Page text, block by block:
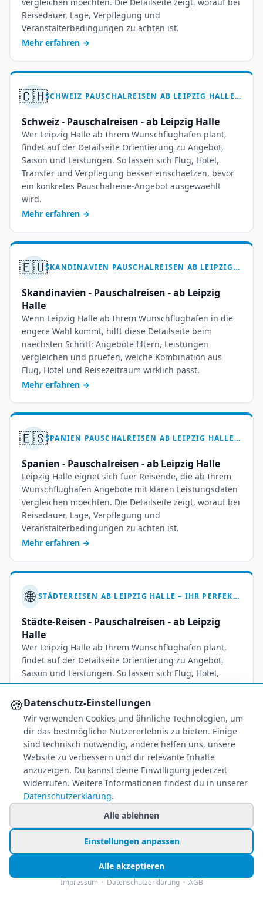
Reisedauer, Lage, Verpflegung und
Veranstalterbedingungen zu achten ist.
Mehr erfahren →
🇨🇭 SCHWEIZ PAUSCHALREISEN AB LEIPZIG HALLE – 7 BIS 14 TAGE ALPENTRAUM
Schweiz - Pauschalreisen - ab Leipzig Halle
Wer Leipzig Halle ab Ihrem Wunschflughafen plant,
findet auf der Detailseite Orientierung zu Angebot,
Saison und Leistungen. So lassen sich Flug, Hotel,
Transfer und Verpflegung besser einschaetzen, bevor
ein konkretes Pauschalreise-Angebot ausgewaehlt
wird.
Mehr erfahren →
🇪🇺 SKANDINAVIEN PAUSCHALREISEN AB LEIPZIG HALLE – NORDISCHE TRÄUME
Skandinavien - Pauschalreisen - ab Leipzig
Halle
Wenn Leipzig Halle ab Ihrem Wunschflughafen in die
engere Wahl kommt, hilft diese Detailseite beim
naechsten Schritt: Angebote filtern, Leistungen
vergleichen und pruefen, welche Kombination aus
Flug, Hotel und Reisezeitraum wirklich passt.
Mehr erfahren →
🇪🇸 SPANIEN PAUSCHALREISEN AB LEIPZIG HALLE – 7 BIS 14 TAGE TRAUMURLAUB
Spanien - Pauschalreisen - ab Leipzig Halle
Leipzig Halle eignet sich fuer Reisende, die ab Ihrem
Wunschflughafen Angebote mit klaren Leistungsdaten
vergleichen moechten. Die Detailseite zeigt, worauf bei
Reisedauer, Lage, Verpflegung und
Veranstalterbedingungen zu achten ist.
Mehr erfahren →
🌐 STÄDTEREISEN AB LEIPZIG HALLE – IHR PERFEKTER PAUSCHALURLAUB
Städte-Reisen - Pauschalreisen - ab Leipzig
Halle
Wer Leipzig Halle ab Ihrem Wunschflughafen plant,
findet auf der Detailseite Orientierung zu Angebot,
Saison und Leistungen. So lassen sich Flug, Hotel,
Transfer und Verpflegung besser einschaetzen, bevor
ein konkretes Pauschalreise-Angebot ausgewaehlt
Mehr erfahren →
🌐 SÜDAMERIKA PAUSCHALREISEN AB LEIPZIG HALLE – 7 BIS 14 TAGE TRAUMURLAUB
Südamerika - Pauschalreisen - ab Leipzig Halle
Wenn Leipzig Halle ab Ihrem Wunschflughafen in die
engere Wahl kommt, hilft diese Detailseite beim
naechsten Schritt: Angebote filtern, Leistungen
vergleichen und pruefen, welche Kombination aus
Flug, Hotel und Reisezeitraum wirklich passt.
Mehr erfahren→
🍪Datenschutz-Einstellungen
Wir verwenden Cookies und ähnliche Technologien, um
dir das bestmögliche Nutzererlebnis zu bieten. Einige
sind technisch notwendig, andere helfen uns, unsere
Website zu verbessern und dir relevante Inhalte
anzuzeigen. Du kannst deine Einwilligung jederzeit
widerrufen. Weitere Informationen findest du in unserer
Datenschutzerklärung.
Alle ablehnen
Einstellungen anpassen
Alle akzeptieren
Impressum· Datenschutzerklärung· AGB